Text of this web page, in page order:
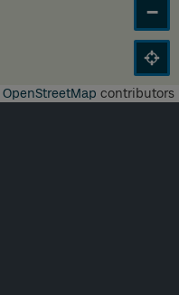
−
OpenStreetMap contributors